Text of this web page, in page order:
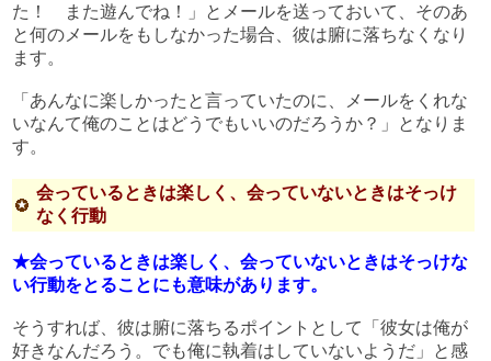
た！ また遊んでね！」とメールを送っておいて、そのあ
と何のメールをもしなかった場合、彼は腑に落ちなくなり
ます。
「あんなに楽しかったと言っていたのに、メールをくれな
いなんて俺のことはどうでもいいのだろうか？」となりま
す。
会っているときは楽しく、会っていないときはそっけ
なく行動
★会っているときは楽しく、会っていないときはそっけな
い行動をとることにも意味があります。
そうすれば、彼は腑に落ちるポイントとして「彼女は俺が
好きなんだろう。でも俺に執着はしていないようだ」と感